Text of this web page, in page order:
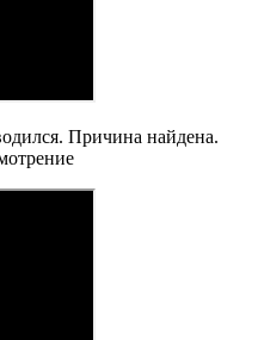
Причина найдена.